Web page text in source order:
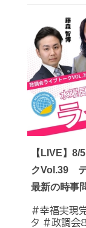
【LIVE】
クVol.39 テ
最新の時事
#幸福実現
タ #政調会